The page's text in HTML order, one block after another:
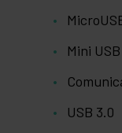
Mini USB
USB 3.0